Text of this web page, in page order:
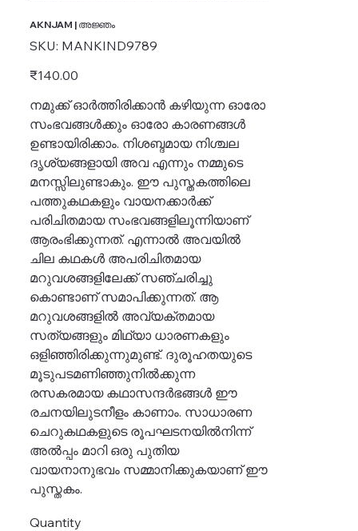
AKNJAM | അജ്ഞം
SKU: SKU
MANKIND9789
MANKIND9789
Price
₹140.00
നമുക്ക് ഓർത്തിരിക്കാൻ കഴിയുന്ന ഓരോ
സംഭവങ്ങൾക്കും ഓരോ കാരണങ്ങൾ
ഉണ്ടായിരിക്കാം. നിശബ്ദമായ നിശ്ചല
ദൃശ്യങ്ങളായി അവ എന്നും നമ്മുടെ
മനസ്സിലുണ്ടാകും. ഈ പുസ്തകത്തിലെ
പത്തുകഥകളും വായനക്കാർക്ക്
പരിചിതമായ സംഭവങ്ങളിലൂന്നിയാണ്
ആരംഭിക്കുന്നത്. എന്നാൽ അവയിൽ
ചില കഥകൾ അപരിചിതമായ
മറുവശങ്ങളിലേക്ക് സഞ്ചരിച്ചു
കൊണ്ടാണ് സമാപിക്കുന്നത്. ആ
മറുവശങ്ങളിൽ അവ്യക്തമായ
സത്യങ്ങളും മിഥ്യാ ധാരണകളും
ഒളിഞ്ഞിരിക്കുന്നുമുണ്ട്. ദുരൂഹതയുടെ
മൂടുപടമണിഞ്ഞുനിൽക്കുന്ന
രസകരമായ കഥാസന്ദർഭങ്ങൾ ഈ
രചനയിലുടനീളം കാണാം. സാധാരണ
ചെറുകഥകളുടെ രൂപഘടനയിൽനിന്ന്
അൽപ്പം മാറി ഒരു പുതിയ
വായനാനുഭവം സമ്മാനിക്കുകയാണ് ഈ
പുസ്തകം.
Quantity